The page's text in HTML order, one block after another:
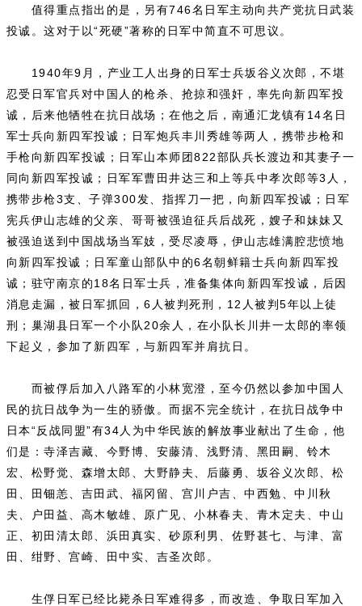
值得重点指出的是，另有746名日军主动向共产党抗日武装
投诚。这对于以“死硬”著称的日军中简直不可思议。
1940年9月，产业工人出身的日军士兵坂谷义次郎，不堪
忍受日军官兵对中国人的枪杀、抢掠和强奸，率先向新四军投
诚，后来他牺牲在抗日战场；在他之后，南通汇龙镇有14名日
军士兵向新四军投诚；日军炮兵丰川秀雄等两人，携带步枪和
手枪向新四军投诚；日军山本师团822部队兵长渡边和其妻子一
同向新四军投诚；日军军曹田井达三和上等兵中孝次郎等3人，
携带步枪3支、子弹300发、指挥刀一把，向新四军投诚；日军
宪兵伊山志雄的父亲、哥哥被强迫征兵后战死，嫂子和妹妹又
被强迫送到中国战场当军妓，受尽凌辱，伊山志雄满腔悲愤地
向新四军投诚；日军童山部队中的6名朝鲜籍士兵向新四军投
诚；驻守南京的18名日军士兵，准备集体向新四军投诚，后因
消息走漏，被日军抓回，6人被判死刑，12人被判5年以上徒
刑；巢湖县日军一个小队20余人，在小队长川井一太郎的率领
下起义，参加了新四军，与新四军并肩抗日。
而被俘后加入八路军的小林宽澄，至今仍然以参加中国人
民的抗日战争为一生的骄傲。而据不完全统计，在抗日战争中
日本“反战同盟”有34人为中华民族的解放事业献出了生命，他
们是：寺泽吉藏、今野博、安藤清、浅野清、黑田嗣、铃木
宏、松野觉、森增太郎、大野静夫、后藤勇、坂谷义次郎、松
田、田钿恙、吉田武、福冈留、宫川户吉、中西勉、中川秋
夫、户田益、高木敏雄、原广见、小林春夫、青木定夫、中山
正、初田清太郎、浜田真实、砂原利男、佐野甚七、与津、富
田、绀野、宫崎、田中实、吉圣次郎。
生俘日军已经比毙杀日军难得多，而改造、争取日军加入